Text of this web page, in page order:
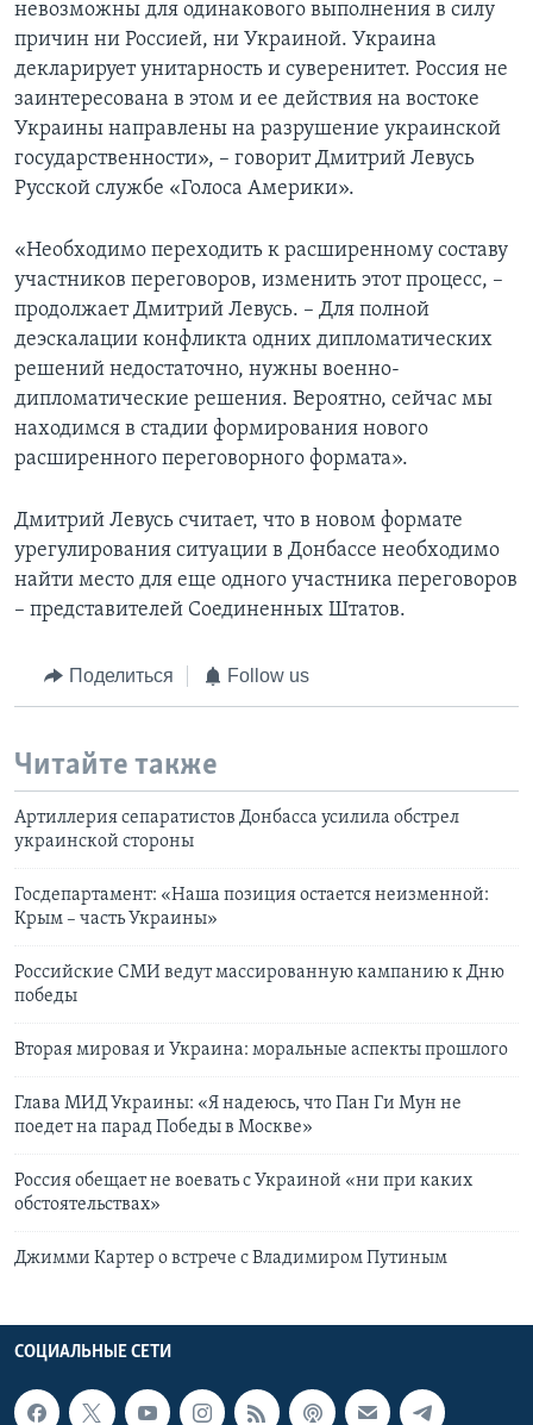
невозможны для одинакового выполнения в силу
причин ни Россией, ни Украиной. Украина
декларирует унитарность и суверенитет. Россия не
заинтересована в этом и ее действия на востоке
Украины направлены на разрушение украинской
государственности», – говорит Дмитрий Левусь
Русской службе «Голоса Америки».
«Необходимо переходить к расширенному составу
участников переговоров, изменить этот процесс, –
продолжает Дмитрий Левусь. – Для полной
деэскалации конфликта одних дипломатических
решений недостаточно, нужны военно-
дипломатические решения. Вероятно, сейчас мы
находимся в стадии формирования нового
расширенного переговорного формата».
Дмитрий Левусь считает, что в новом формате
урегулирования ситуации в Донбассе необходимо
найти место для еще одного участника переговоров
– представителей Соединенных Штатов.
Поделиться Follow us
Читайте также
Артиллерия сепаратистов Донбасса усилила обстрел
украинской стороны
Госдепартамент: «Наша позиция остается неизменной:
Крым – часть Украины»
Российские СМИ ведут массированную кампанию к Дню
победы
Вторая мировая и Украина: моральные аспекты прошлого
Глава МИД Украины: «Я надеюсь, что Пан Ги Мун не
поедет на парад Победы в Москве»
Россия обещает не воевать с Украиной «ни при каких
обстоятельствах»
Джимми Картер о встрече с Владимиром Путиным
СОЦИАЛЬНЫЕ СЕТИ